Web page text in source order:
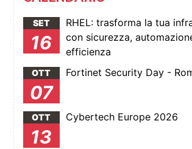
SET
16
RHEL: trasforma la tua
con sicurezza,
efficienza
OTT
07
Fortinet Security Day -
OTT
13
Cybertech Europe 2026